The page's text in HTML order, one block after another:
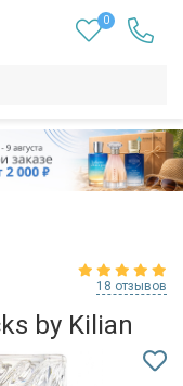
0
18 отзывов
by Kilian